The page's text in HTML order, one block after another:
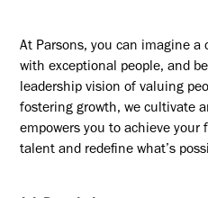
At Parsons, you can imagine a
with exceptional people, and
leadership vision of valuing
fostering growth, we cultivate
empowers you to achieve
talent and redefine what’s